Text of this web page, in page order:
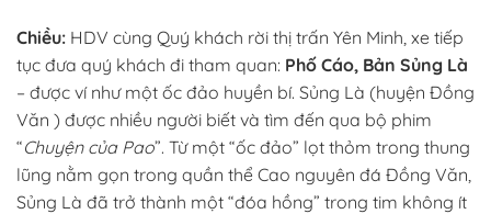
Chiều: HDV cùng Quý khách rời thị trấn Yên Minh, xe tiếp
tục đưa quý khách đi tham quan: Phố Cáo, Bản Sủng Là
– được ví như một ốc đảo huyền bí. Sủng Là (huyện Đồng
Văn ) được nhiều người biết và tìm đến qua bộ phim
“Chuyện của Pao”. Từ một “ốc đảo” lọt thỏm trong thung
lũng nằm gọn trong quần thể Cao nguyên đá Đồng Văn,
Sủng Là đã trở thành một “đóa hồng” trong tim không ít